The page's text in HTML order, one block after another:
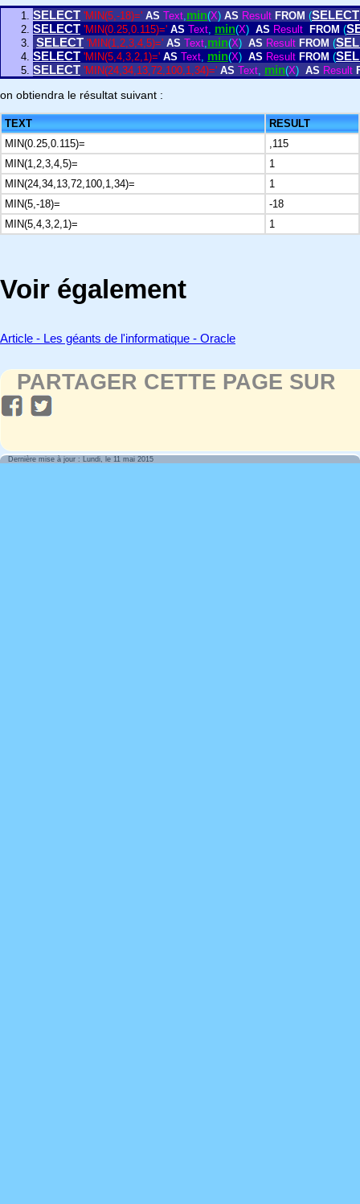
SELECT 'MIN(5,-18)=' AS Text,min(X) AS Result FROM (SELECT
SELECT 'MIN(0.25,0.115)=' AS Text, min(X) AS Result FROM (
SELECT 'MIN(1,2,3,4,5)=' AS Text,min(X) AS Result FROM (
SELECT 'MIN(5,4,3,2,1)=' AS Text, min(X) AS Result FROM (
SELECT 'MIN(24,34,13,72,100,1,34)=' AS Text, min(X) AS Result
on obtiendra le résultat suivant :
TEXT
RESULT
MIN(0.25,0.115)=
,115
MIN(1,2,3,4,5)=
1
MIN(24,34,13,72,100,1,34)=
1
MIN(5,-18)=
-18
MIN(5,4,3,2,1)=
1
Voir également
Article - Les géants de l'informatique - Oracle
PARTAGER CETTE PAGE SUR
Dernière mise à jour : Lundi, le 11 mai 2015